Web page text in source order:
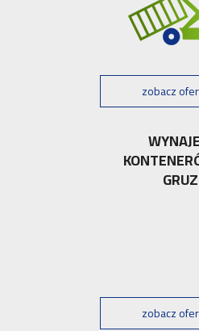
zobacz
GRUZ
zobacz